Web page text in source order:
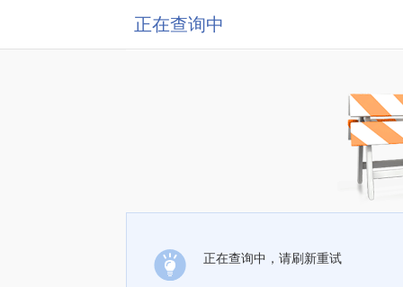
正在查询中
正在查询中，请刷新重试